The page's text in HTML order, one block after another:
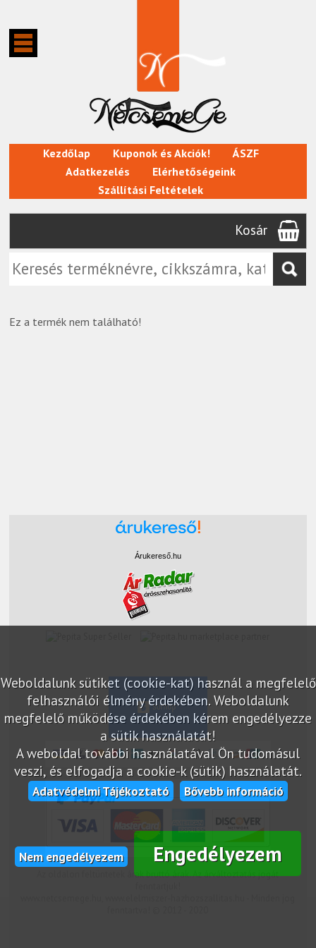
Kezdőlap Kuponok és Akciók!
ÁSZF
Adatkezelés
Elérhetőségeink
Szállítási Feltételek
Kosár
Ez a termék nem található!
Weboldalunk sütiket (cookie-kat) használ a megfelelő
felhasználói élmény érdekében. Weboldalunk
megfelelő működése érdekében kérem engedélyezze
a sütik használatát!
A weboldal további használatával Ön tudomásul
veszi, és elfogadja a cookie-k (sütik) használatát.
Adatvédelmi Tájékoztató Bővebb információ
Nem engedélyezem Engedélyezem
Árukereső.hu
Az oldalon feltüntetek árak bruttó árak. Az árváltoztatás jogát